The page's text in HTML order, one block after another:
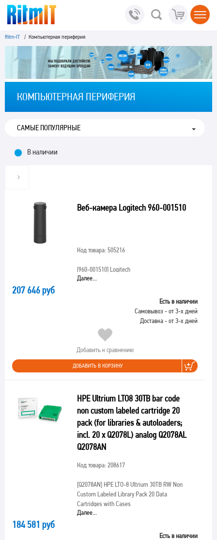
Ritm-IT / Компьютерная периферия
КОМПЬЮТЕРНАЯ ПЕРИФЕРИЯ
В наличии
Веб-камера Logitech 960-001510
Код товара: 505216
[960-001510]Logitech
Далее...
207 646 руб
Есть в наличии
Самовывоз - от 3-х дней
Доставка - от 3-х дней
Добавить к сравнению
ДОБАВИТЬ В КОРЗИНУ
HPE Ultrium LTO8 30TB bar code
non custom labeled cartridge 20
pack (for libraries & autoloaders;
incl. 20 x Q2078L) analog Q2078AL
Q2078AN
Код товара: 208617
[Q2078AN]HPE LTO-8 Ultrium 30TB RW Non
Custom Labeled Library Pack 20 Data
Cartridges with Cases
Далее...
184 581 руб
Есть в наличии